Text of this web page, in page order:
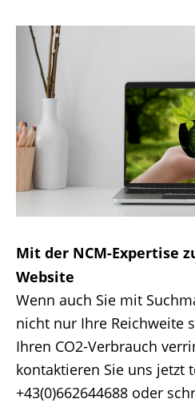
Mit der NCM-Expertise
Website
Wenn auch Sie mit
nicht nur Ihre Reichweite
Ihren CO2-Verbrauch
kontaktieren Sie uns jetzt
+43(0)662644688 oder